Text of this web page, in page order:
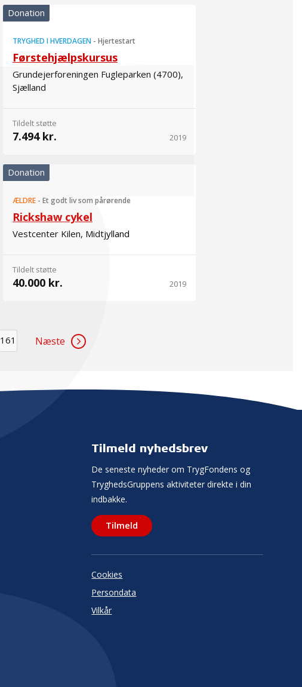
Donation
TRYGHED I HVERDAGEN - Hjertestart
Førstehjælpskursus
Grundejerforeningen Fugleparken (4700),
Sjælland
Tildelt støtte
7.494 kr. 2019
Donation
ÆLDRE - Et godt liv som pårørende
Rickshaw cykel
Vestcenter Kilen, Midtjylland
Tildelt støtte
40.000 kr. 2019
161 Næste
Tilmeld nyhedsbrev
De seneste nyheder om TrygFondens og
TryghedsGruppens aktiviteter direkte i din
indbakke.
Tilmeld
Cookies
Persondata
Vilkår